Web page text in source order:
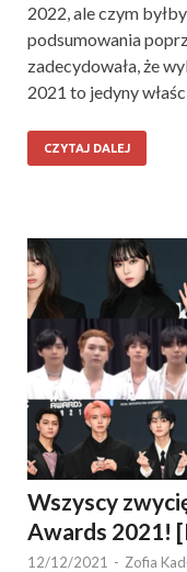
2022, ale czym
podsumowania
zadecydowała, że
2021 to jedyny
CZYTAJ DALEJ
Wszyscy
Awards 2021!
12/12/2021 - Zofia